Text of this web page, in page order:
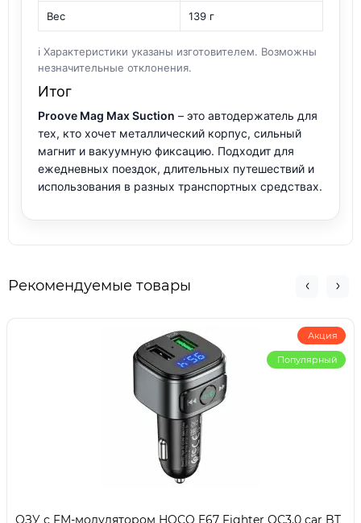
Вес 139 г
ℹ️ Характеристики указаны изготовителем. Возможны
незначительные отклонения.
Итог
Proove Mag Max Suction – это автодержатель для
тех, кто хочет металлический корпус, сильный
магнит и вакуумную фиксацию. Подходит для
ежедневных поездок, длительных путешествий и
использования в разных транспортных средствах.
Рекомендуемые товары
Акция
Популярный
ОЗУ с FM-модулятором HOCO E67 Fighter QC3.0 car BT